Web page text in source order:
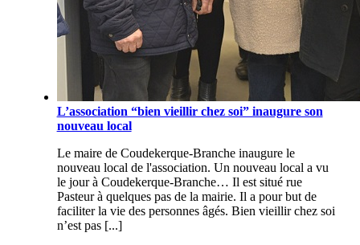
L’association “bien vieillir chez soi” inaugure son
nouveau local
Le maire de Coudekerque-Branche inaugure le
nouveau local de l'association. Un nouveau local a vu
le jour à Coudekerque-Branche… Il est situé rue
Pasteur à quelques pas de la mairie. Il a pour but de
faciliter la vie des personnes âgés. Bien vieillir chez soi
n’est pas [...]